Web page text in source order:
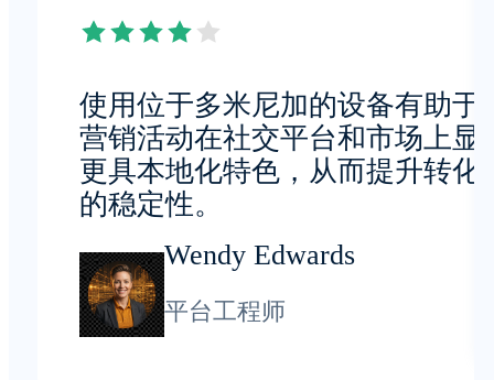
使用位于多米尼加的设备有助于
营销活动在社交平台和市场上显
更具本地化特色，从而提升转化
的稳定性。
Wendy Edwards
平台工程师